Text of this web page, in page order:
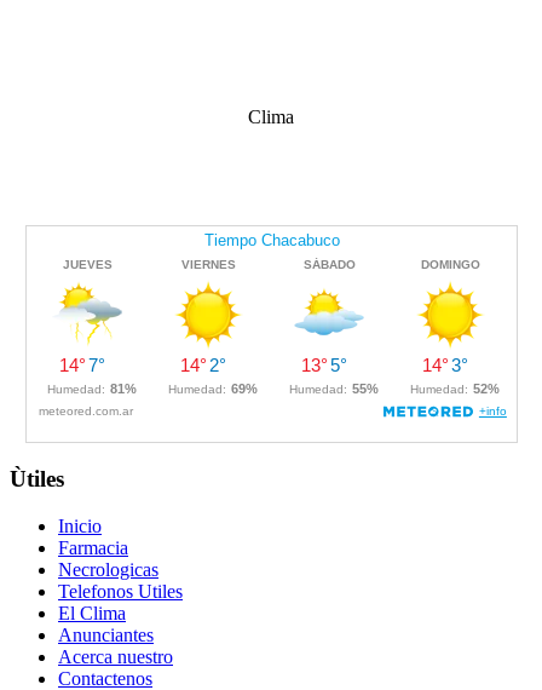
Clima
Ùtiles
Inicio
Farmacia
Necrologicas
Telefonos Utiles
El Clima
Anunciantes
Acerca nuestro
Contactenos